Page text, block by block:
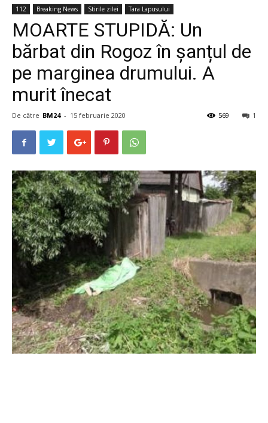
112 Breaking News Stirile zilei Tara Lapusului
MOARTE STUPIDĂ: Un
bărbat din Rogoz în șanțul de
pe marginea drumului. A
murit înecat
De către BM24 - 15 februarie 2020 1
569